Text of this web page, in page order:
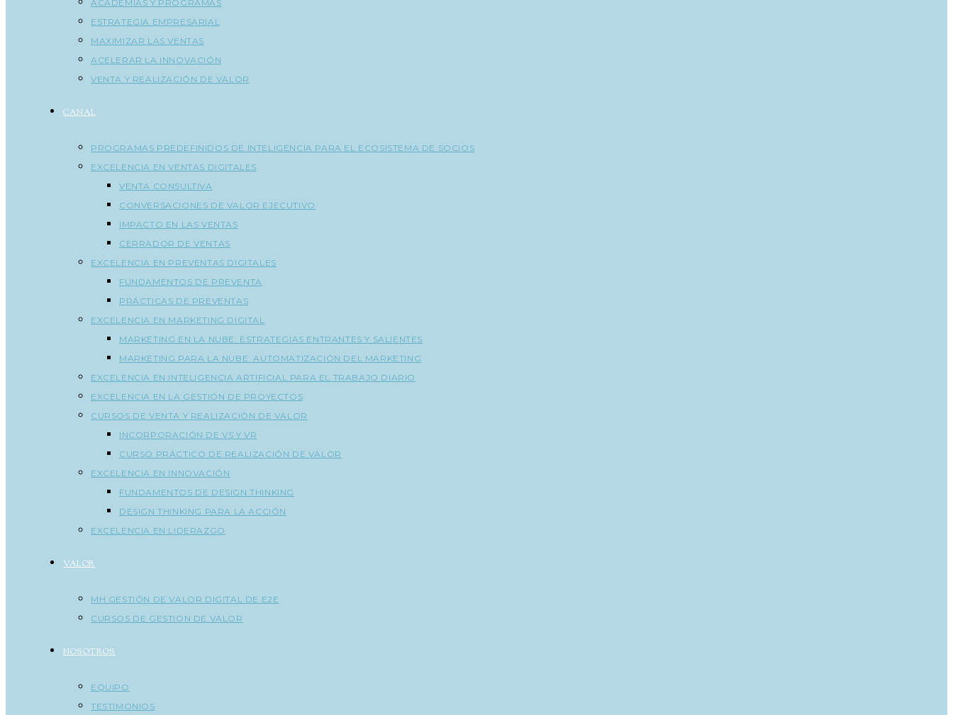
ACADEMIAS Y PROGRAMAS
ESTRATEGIA EMPRESARIAL
MAXIMIZAR LAS VENTAS
ACELERAR LA INNOVACIÓN
VENTA Y REALIZACIÓN DE VALOR
CANAL
PROGRAMAS PREDEFINIDOS DE INTELIGENCIA PARA EL ECOSISTEMA DE SOCIOS
EXCELENCIA EN VENTAS DIGITALES
VENTA CONSULTIVA
CONVERSACIONES DE VALOR EJECUTIVO
IMPACTO EN LAS VENTAS
CERRADOR DE VENTAS
EXCELENCIA EN PREVENTAS DIGITALES
FUNDAMENTOS DE PREVENTA
PRÁCTICAS DE PREVENTAS
EXCELENCIA EN MARKETING DIGITAL
MARKETING EN LA NUBE: ESTRATEGIAS ENTRANTES Y SALIENTES
MARKETING PARA LA NUBE: AUTOMATIZACIÓN DEL MARKETING
EXCELENCIA EN INTELIGENCIA ARTIFICIAL PARA EL TRABAJO DIARIO
EXCELENCIA EN LA GESTIÓN DE PROYECTOS
CURSOS DE VENTA Y REALIZACIÓN DE VALOR
INCORPORACIÓN DE VS Y VR
CURSO PRÁCTICO DE REALIZACIÓN DE VALOR
EXCELENCIA EN INNOVACIÓN
FUNDAMENTOS DE DESIGN THINKING
DESIGN THINKING PARA LA ACCIÓN
EXCELENCIA EN LIDERAZGO
VALOR
MH GESTIÓN DE VALOR DIGITAL DE E2E
CURSOS DE GESTION DE VALOR
NOSOTROS
EQUIPO
TESTIMONIOS